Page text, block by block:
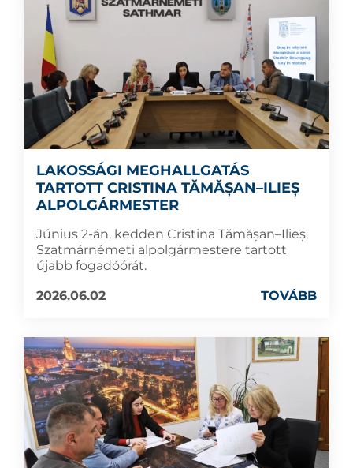
LAKOSSÁGI MEGHALLGATÁS
TARTOTT CRISTINA TĂMĂȘAN–ILIEȘ
ALPOLGÁRMESTER
Június 2-án, kedden Cristina Tămășan–Ilieș,
Szatmárnémeti alpolgármestere tartott
újabb fogadóórát.
2026.06.02
TOVÁBB